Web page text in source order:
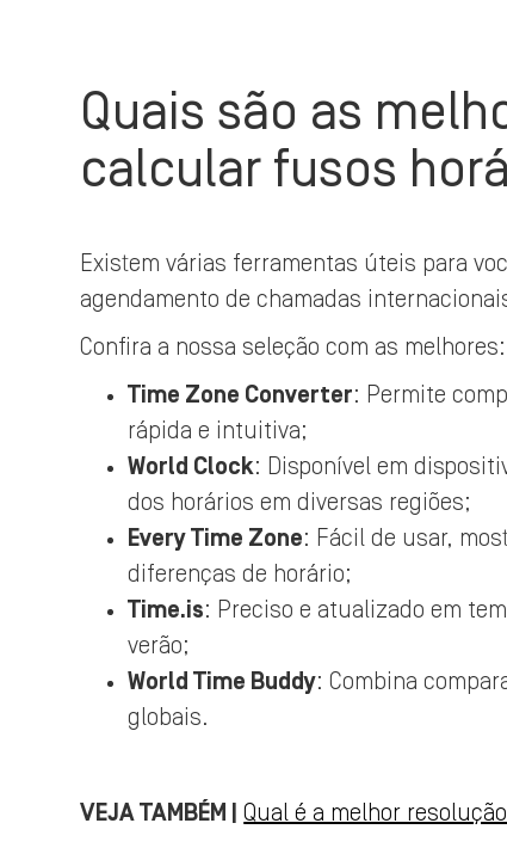
Quais são as
calcular fusos
Existem várias ferramentas úteis para
agendamento de chamadas
Confira a nossa seleção com as melhores:
Time Zone Converter: Permite
rápida e intuitiva;
World Clock: Disponível em
dos horários em diversas regiões;
Every Time Zone: Fácil de usar,
diferenças de horário;
Time.is: Preciso e atualizado em
verão;
World Time Buddy: Combina
globais.
VEJA TAMBÉM | Qual é a melhor